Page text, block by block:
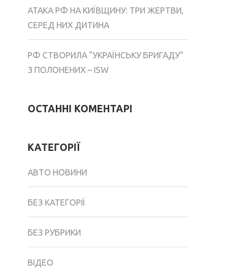
АТАКА РФ НА КИЇВЩИНУ: ТРИ ЖЕРТВИ,
СЕРЕД НИХ ДИТИНА
РФ СТВОРИЛА “УКРАЇНСЬКУ БРИГАДУ”
З ПОЛОНЕНИХ – ISW
ОСТАННІ КОМЕНТАРІ
КАТЕГОРІЇ
АВТО НОВИНИ
БЕЗ КАТЕГОРІЇ
БЕЗ РУБРИКИ
ВІДЕО